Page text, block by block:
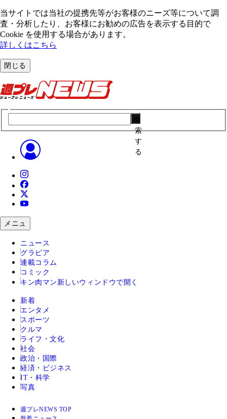
当サイトでは当社の提携先等がお客様のニーズ等について調
査・分析したり、お客様にお勧めの広告を表⽰する⽬的で
Cookie を使⽤する場合があります。
詳しくはこちら
閉じる
索
す
る
メニュ
ニュース
グラビア
連載コラム
コミック
キン肉マン 新しいウィンドウで開く
新着
エンタメ
スポーツ
クルマ
ライフ・文化
社会
政治・国際
経済・ビジネス
IT・科学
写真
週プレNEWS TOP